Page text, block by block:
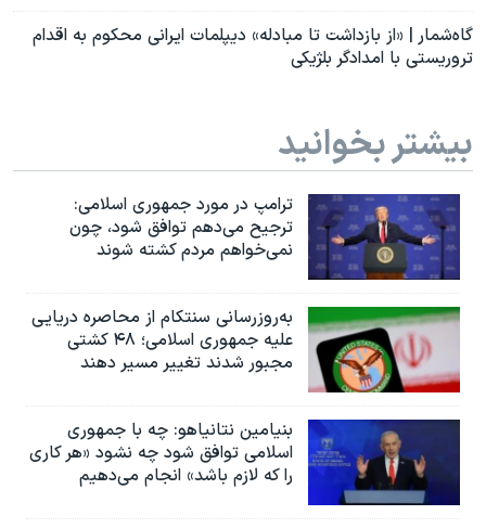
گاه‌شمار | «از بازداشت تا مبادله» دیپلمات ایرانی محکوم به اقدام
تروریستی با امدادگر بلژیکی
بیشتر بخوانید
ترامپ در مورد جمهوری اسلامی:
ترجیح می‌دهم توافق شود، چون
نمی‌خواهم مردم کشته شوند
به‌روزرسانی سنتکام از محاصره دریایی
علیه جمهوری اسلامی؛ ۴۸ کشتی
مجبور شدند تغییر مسیر دهند
بنیامین نتانیاهو: چه با جمهوری
اسلامی توافق شود چه نشود «هر کاری
را که لازم باشد» انجام می‌دهیم